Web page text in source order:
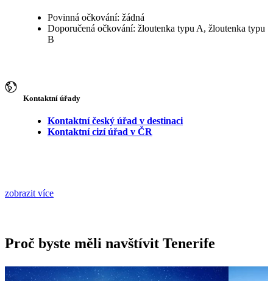
Povinná očkování: žádná
Doporučená očkování: žloutenka typu A, žloutenka typu
B
Kontaktní úřady
Kontaktní český úřad v destinaci
Kontaktní cizí úřad v ČR
zobrazit více
Proč byste měli navštívit Tenerife